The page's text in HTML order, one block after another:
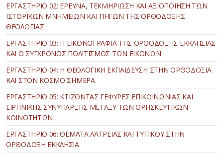
ΕΡΓΑΣΤΗΡΙΟ 02: ΕΡΕΥΝΑ, ΤΕΚΜΗΡΙΩΣΗ ΚΑΙ ΑΞΙΟΠΟΙΗΣΗ ΤΩΝ
ΙΣΤΟΡΙΚΩΝ ΜΝΗΜΕΙΩΝ ΚΑΙ ΠΗΓΩΝ ΤΗΣ ΟΡΘΟΔΟΞΗΣ
ΘΕΟΛΟΓΙΑΣ
ΕΡΓΑΣΤΗΡΙΟ 03: Η ΕΙΚΟΝΟΓΡΑΦΙΑ ΤΗΣ ΟΡΘΟΔΟΞΗΣ ΕΚΚΛΗΣΙΑΣ
ΚΑΙ Ο ΣΥΓΧΡΟΝΟΣ ΠΟΛΙΤΙΣΜΟΣ ΤΩΝ ΕΙΚΟΝΩΝ
ΕΡΓΑΣΤΗΡΙΟ 04: Η ΘΕΟΛΟΓΙΚΗ ΕΚΠΑΙΔΕΥΣΗ ΣΤΗΝ ΟΡΘΟΔΟΞΙΑ
ΚΑΙ ΣΤΟΝ ΚΟΣΜΟ ΣΗΜΕΡΑ
ΕΡΓΑΣΤΗΡΙΟ 05: ΚΤΙΖΟΝΤΑΣ ΓΕΦΥΡΕΣ ΕΠΙΚΟΙΝΩΝΙΑΣ ΚΑΙ
ΕΙΡΗΝΙΚΗΣ ΣΥΝΥΠΑΡΞΗΣ ΜΕΤΑΞΥ ΤΩΝ ΘΡΗΣΚΕΥΤΙΚΩΝ
ΚΟΙΝΟΤΗΤΩΝ
ΕΡΓΑΣΤΗΡΙΟ 06: ΘΕΜΑΤΑ ΛΑΤΡΕΙΑΣ ΚΑΙ ΤΥΠΙΚΟΥ ΣΤΗΝ
ΟΡΘΟΔΟΞΗ ΕΚΚΛΗΣΙΑ